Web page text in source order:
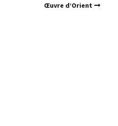
Œuvre d’Orient